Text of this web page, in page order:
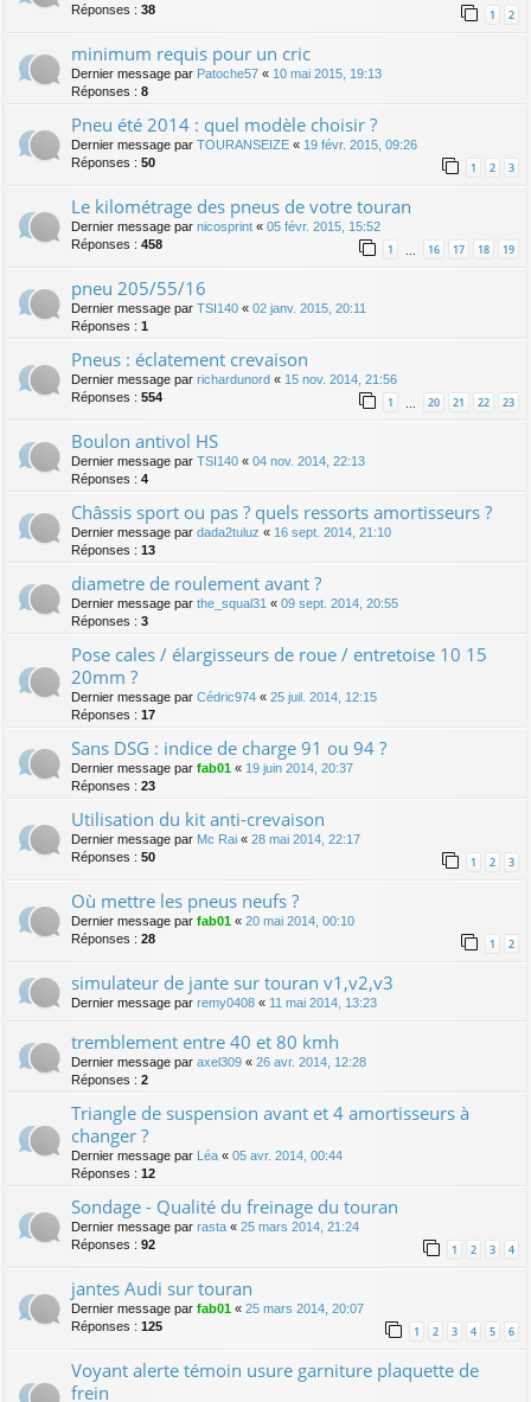
Réponses : 38 1 2
minimum requis pour un cric
Dernier message par Patoche57 « 10 mai 2015, 19:13
Réponses : 8
Pneu été 2014 : quel modèle choisir ?
Dernier message par TOURANSEIZE « 19 févr. 2015, 09:26
Réponses : 50 1 2 3
Le kilométrage des pneus de votre touran
Dernier message par nicosprint « 05 févr. 2015, 15:52
Réponses : 458 1 16 17 18 19
pneu 205/55/16
Dernier message par TSI140 « 02 janv. 2015, 20:11
Réponses : 1
Pneus : éclatement crevaison
Dernier message par richardunord « 15 nov. 2014, 21:56
Réponses : 554 1 20 21 22 23
Boulon antivol HS
Dernier message par TSI140 « 04 nov. 2014, 22:13
Réponses : 4
Châssis sport ou pas ? quels ressorts amortisseurs ?
Dernier message par dada2tuluz « 16 sept. 2014, 21:10
Réponses : 13
diametre de roulement avant ?
Dernier message par the_squal31 « 09 sept. 2014, 20:55
Réponses : 3
Pose cales / élargisseurs de roue / entretoise 10 15
20mm ?
Dernier message par Cédric974 « 25 juil. 2014, 12:15
Réponses : 17
Sans DSG : indice de charge 91 ou 94 ?
Dernier message par fab01 « 19 juin 2014, 20:37
Réponses : 23
Utilisation du kit anti-crevaison
Dernier message par Mc Rai « 28 mai 2014, 22:17
Réponses : 50 1 2 3
Où mettre les pneus neufs ?
Dernier message par fab01 « 20 mai 2014, 00:10
Réponses : 28 1 2
simulateur de jante sur touran v1,v2,v3
Dernier message par remy0408 « 11 mai 2014, 13:23
tremblement entre 40 et 80 kmh
Dernier message par axel309 « 26 avr. 2014, 12:28
Réponses : 2
Triangle de suspension avant et 4 amortisseurs à
changer ?
Dernier message par Léa « 05 avr. 2014, 00:44
Réponses : 12
Sondage - Qualité du freinage du touran
Dernier message par rasta « 25 mars 2014, 21:24
Réponses : 92 1 2 3 4
jantes Audi sur touran
Dernier message par fab01 « 25 mars 2014, 20:07
Réponses : 125 1 2 3 4 5 6
Voyant alerte témoin usure garniture plaquette de
frein